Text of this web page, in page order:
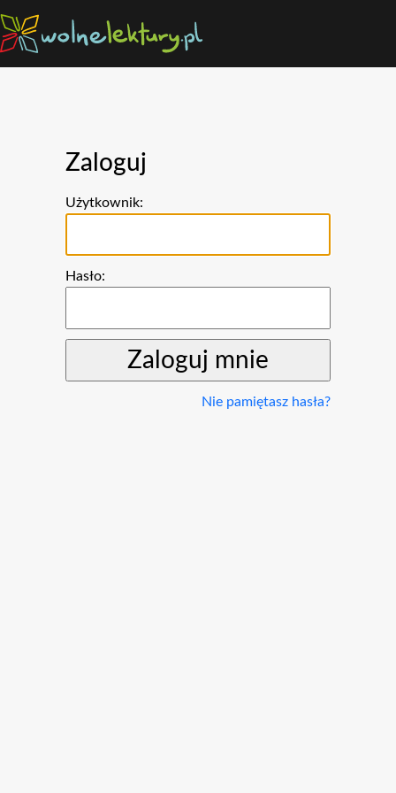
Zaloguj
Użytkownik:
Hasło:
Nie pamiętasz hasła?